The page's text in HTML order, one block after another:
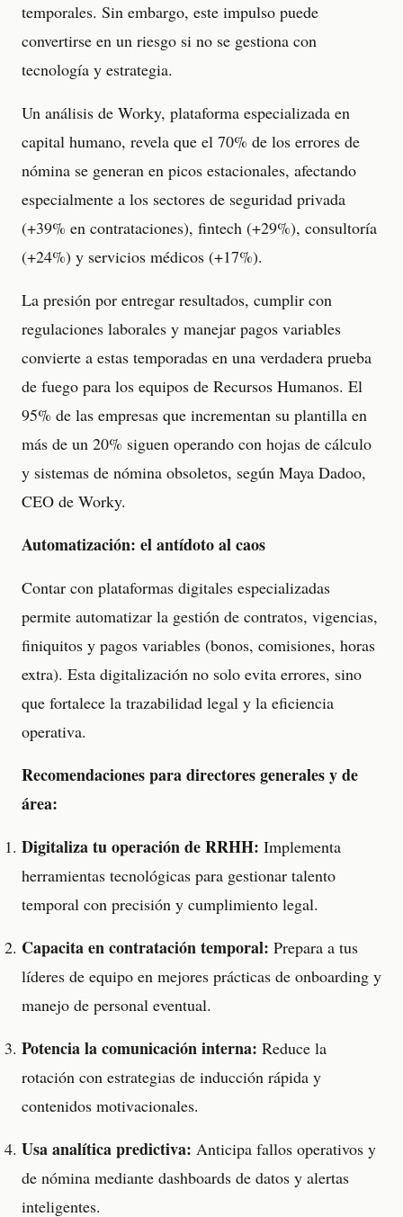
temporales. Sin embargo, este impulso puede
convertirse en un riesgo si no se gestiona con
tecnología y estrategia.
Un análisis de Worky, plataforma especializada en
capital humano, revela que el 70% de los errores de
nómina se generan en picos estacionales, afectando
especialmente a los sectores de seguridad privada
(+39% en contrataciones), fintech (+29%), consultoría
(+24%) y servicios médicos (+17%).
La presión por entregar resultados, cumplir con
regulaciones laborales y manejar pagos variables
convierte a estas temporadas en una verdadera prueba
de fuego para los equipos de Recursos Humanos. El
95% de las empresas que incrementan su plantilla en
más de un 20% siguen operando con hojas de cálculo
y sistemas de nómina obsoletos, según Maya Dadoo,
CEO de Worky.
Automatización: el antídoto al caos
Contar con plataformas digitales especializadas
permite automatizar la gestión de contratos, vigencias,
finiquitos y pagos variables (bonos, comisiones, horas
extra). Esta digitalización no solo evita errores, sino
que fortalece la trazabilidad legal y la eficiencia
operativa.
Recomendaciones para directores generales y de
área:
Digitaliza tu operación de RRHH: Implementa
herramientas tecnológicas para gestionar talento
temporal con precisión y cumplimiento legal.
Capacita en contratación temporal: Prepara a tus
líderes de equipo en mejores prácticas de onboarding y
manejo de personal eventual.
Potencia la comunicación interna: Reduce la
rotación con estrategias de inducción rápida y
contenidos motivacionales.
Usa analítica predictiva: Anticipa fallos operativos y
de nómina mediante dashboards de datos y alertas
inteligentes.